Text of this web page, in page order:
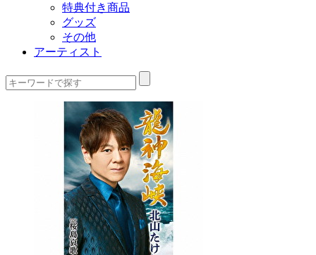
特典付き商品
グッズ
その他
アーティスト